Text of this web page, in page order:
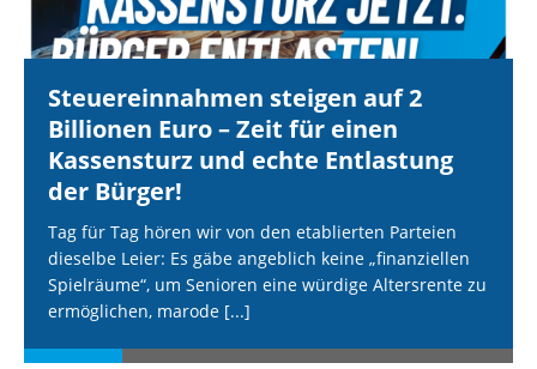
Steuereinnahmen steigen auf 2
Billionen Euro – Zeit für einen
Kassensturz und echte Entlastung
der Bürger!
Tag für Tag hören wir von den etablierten Parteien
dieselbe Leier: Es gäbe angeblich keine „finanziellen
Spielräume“, um Senioren eine würdige Altersrente zu
ermöglichen, marode [...]
Adressen), z. B. für personalisierte Anzeigen und Inhalte oder
Anzeigen- und Inhaltsmessung.Weitere Informationen über die
Verwendung Ihrer Daten finden Sie in unserer
Einstellungenwiderrufen oder anpassen.
Es folgt eine Liste der Service-Gruppen, für die eine
Essenziell
Externe Medien
Speichern
Alle akzeptieren
Individuelle Datenschutzeinstellungen